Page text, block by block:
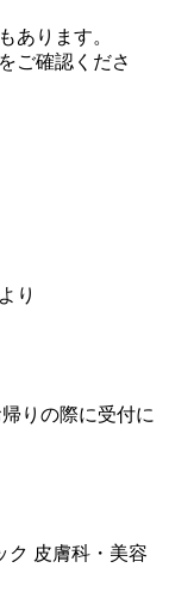
あります。
をご確認くださ
り
りの際に受付に
ク 皮膚科・美容